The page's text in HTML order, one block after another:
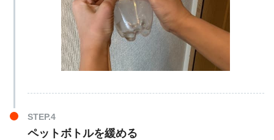
ペットボトルを緩める